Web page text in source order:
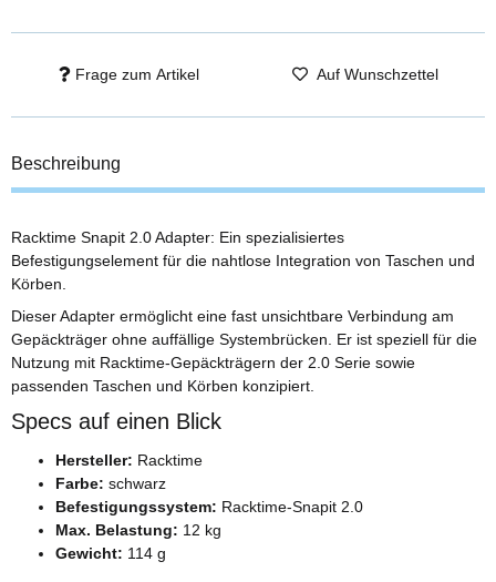
Frage zum Artikel Auf Wunschzettel
Beschreibung
Racktime Snapit 2.0 Adapter: Ein spezialisiertes
Befestigungselement für die nahtlose Integration von Taschen und
Körben.
Dieser Adapter ermöglicht eine fast unsichtbare Verbindung am
Gepäckträger ohne auffällige Systembrücken. Er ist speziell für die
Nutzung mit Racktime-Gepäckträgern der 2.0 Serie sowie
passenden Taschen und Körben konzipiert.
Specs auf einen Blick
Hersteller: Racktime
Farbe: schwarz
Befestigungssystem: Racktime-Snapit 2.0
Max. Belastung: 12 kg
Gewicht: 114 g